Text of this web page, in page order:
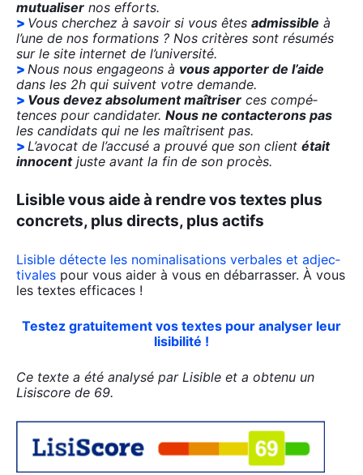
mutua­li­ser nos efforts.
Vous cher­chez à savoir si vous êtes admis­sible à
l’une de nos for­ma­tions ? Nos cri­tères sont résu­més
sur le site inter­net de l’université.
Nous nous enga­geons à vous appor­ter de l’aide
dans les 2h qui suivent votre demande.
Vous devez abso­lu­ment maî­tri­ser ces com­pé­
tences pour can­di­da­ter. Nous ne contac­te­rons pas
les can­di­dats qui ne les maî­trisent pas.
L’avocat de l’accusé a prou­vé que son client était
inno­centjuste avant la fin de son pro­cès.
Lisible vous aide à rendre vos textes plus
concrets, plus directs, plus actifs
Lisible détecte les nomi­na­li­sa­tions ver­bales et adjec­
ti­vales pour vous aider à vous en débar­ras­ser. À vous
les textes effi­caces !
Tes­tez gra­tui­te­ment vos textes pour ana­ly­ser leur
lisi­bi­li­té !
Ce texte a été ana­ly­sé par Lisible et a obte­nu un
Lisis­core de 69.